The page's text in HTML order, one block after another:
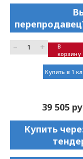
– +
В
корзину
Купить в 1
39 505
Купить